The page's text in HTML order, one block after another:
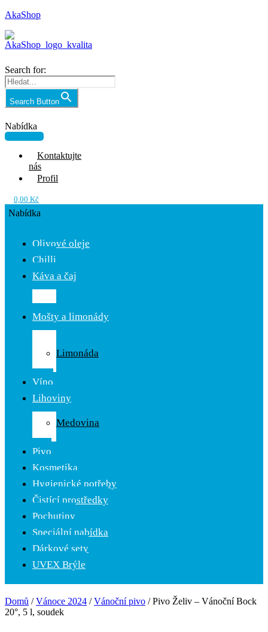
AkaShop
Search for:
Search Button
Nabídka
Kontaktujte
nás
Profil
0,00 Kč
Nabídka
Olivové oleje
Chilli
Káva a čaj
Mošty a limonády
Limonáda
Víno
Lihoviny
Medovina
Pivo
Kosmetika
Hygienické potřeby
Čistící prostředky
Pochutiny
Speciální nabídka
Dárkové sety
UVEX Brýle
Domů /Vánoce 2024 /Vánoční pivo / Pivo Želiv – Vánoční Bock
20°, 5 l, soudek